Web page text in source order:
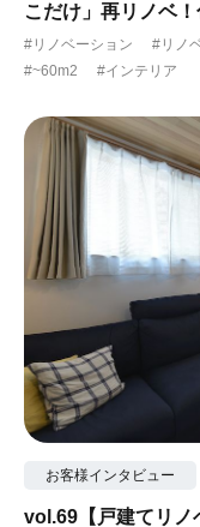
こだけ」再リノベ
#リノベーション #リノ
#~60m2
#インテリア
お客様インタビュー
vol.69【戸建てリノ